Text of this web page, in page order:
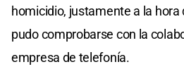
homicidio, justamente a la hora
pudo comprobarse con la
empresa de telefonía.